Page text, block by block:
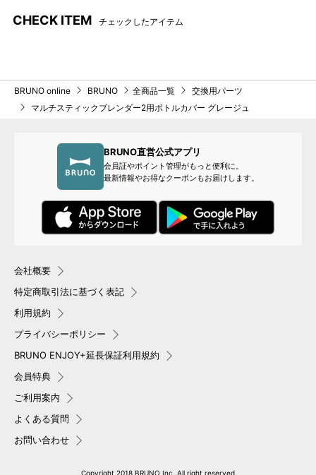
CHECK ITEM チェックしたアイテム
BRUNO online BRUNO 全商品一覧
交換用パーツ
マルチスティックブレンダー2用ボトルカバー グレージュ
BRUNO直営公式アプリ
会員証やポイント管理がもっと便利に。
最新情報やお得なクーポンもお届けします。
会社概要
特定商取引法に基づく表記
利用規約
プライバシーポリシー
BRUNO ENJOY+延長保証利用規約
会員特典
ご利用案内
よくある質問
お問い合わせ
Copyright 2018 BRUNO,Inc. All right reserved